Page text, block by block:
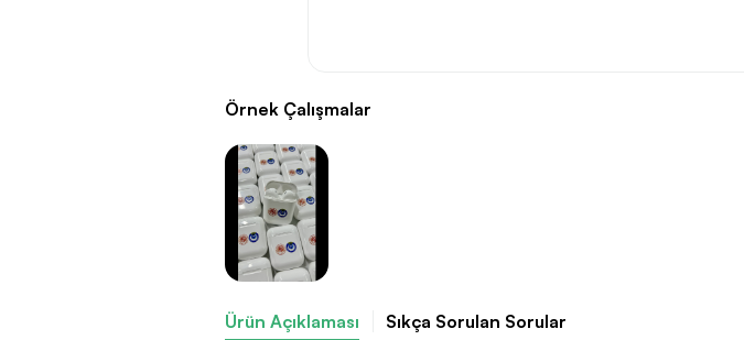
Örnek Çalışmalar
Ürün Açıklaması Sıkça Sorulan Sorular